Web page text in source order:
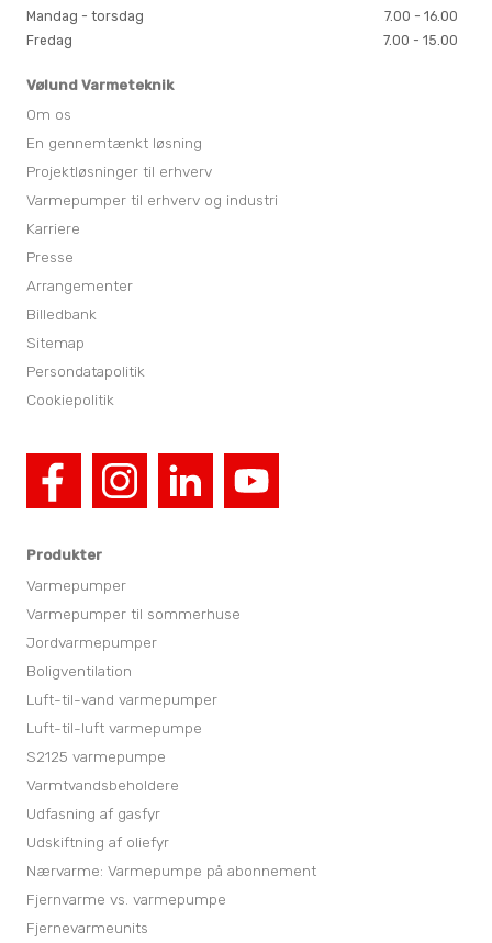
Produkter
Varmepumper
Varmepumper til sommerhuse
Jordvarmepumper
Boligventilation
Luft-til-vand varmepumper
Luft-til-luft varmepumpe
S2125 varmepumpe
Varmtvandsbeholdere
Udfasning af gasfyr
Udskiftning af oliefyr
Nærvarme: Varmepumpe på abonnement
Fjernvarme vs. varmepumpe
Fjernevarmeunits
Mandag - torsdag
7.00 - 16.00
Fredag
7.00 - 15.00
Vølund Varmeteknik
Om os
En gennemtænkt løsning
Projektløsninger til erhverv
Varmepumper til erhverv og industri
Karriere
Presse
Arrangementer
Billedbank
Sitemap
Persondatapolitik
Cookiepolitik